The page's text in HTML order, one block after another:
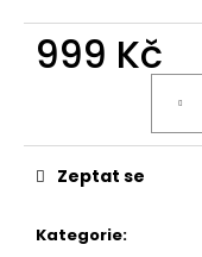
999 Kč
Kategorie:
Zeptat se
DEKANG
DAF
10ML
Kč
195